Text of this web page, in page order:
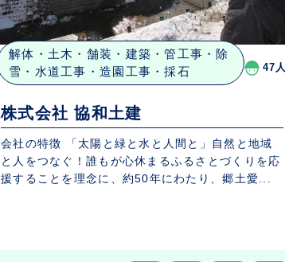
解体・土木・舗装・建築・管工事・除
雪・水道工事・造園工事・採石
47人
株式会社 協和土建
会社の特徴 「太陽と緑と水と人間と」自然と地域
と人をつなぐ！誰もが心休まるふるさとづくりを応
援することを理念に、約50年にわたり、郷土愛...